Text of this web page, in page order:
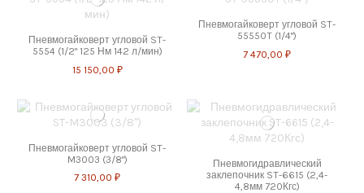
Пневмогайковерт угловой ST-
5554 (1/2" 125 Нм 142 л/мин)
15 150,00 ₽
Пневмогайковерт угловой ST-
55550T (1/4")
7 470,00 ₽
Пневмогайковерт угловой ST-
M3003 (3/8")
7 310,00 ₽
Пневмогидравлический
заклепочник ST-6615 (2,4-
4,8мм 720Кгс)